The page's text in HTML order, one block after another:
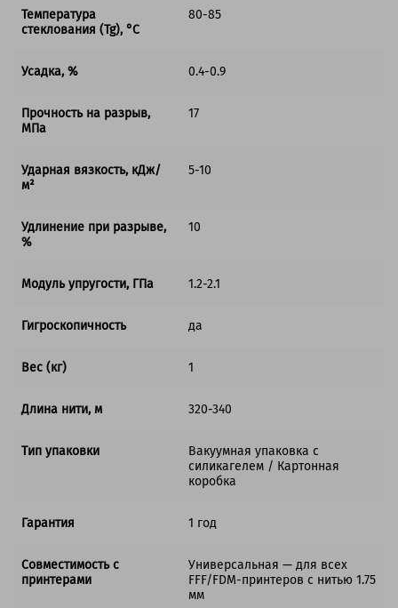
Температура
стеклования (Tg), °C
80-85
Усадка, % 0.4-0.9
Прочность на разрыв,
МПа
17
Ударная вязкость, кДж/
м²
5-10
Удлинение при разрыве,
%
10
Модуль упругости, ГПа 1.2-2.1
Гигроскопичность да
Вес (кг) 1
Длина нити, м 320-340
Тип упаковки
Вакуумная упаковка с
силикагелем / Картонная
коробка
Гарантия 1 год
Совместимость с
принтерами
Универсальная — для всех
FFF/FDM-принтеров с нитью 1.75
мм